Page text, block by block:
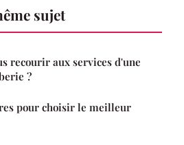
sujet
recourir aux services d'une
?
pour choisir le meilleur